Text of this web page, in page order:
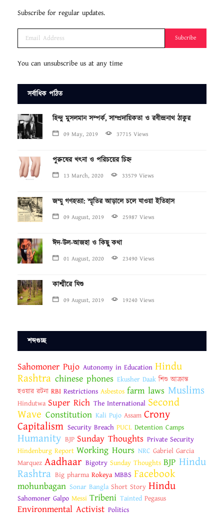
Subscribe for regular updates.
Subcribe
You can unsubscribe us at any time
সর্বাধিক পঠিত
হিন্দু মুসলমান সম্পর্ক, সাম্প্রদায়িকতা ও রবীন্দ্রনাথ ঠাকুর
09 May, 2019 37715 Views
পুরুষের খৎনা ও পরিচয়ের চিহ্ন
13 March, 2020 33579 Views
জম্মু গণহত্যা: স্মৃতির আড়ালে চলে যাওয়া ইতিহাস
09 August, 2019 25987 Views
ঈদ-উল-আজহা ও কিছু কথা
01 August, 2020 23490 Views
কাশ্মীরে যিশু
09 August, 2019 19240 Views
শব্দগুচ্ছ
Sahomoner Pujo Autonomy in Education Hindu
Rashtra chinese phones Ekusher Daak শিশু আক্রান্ত
হওয়ার রটনা RBI Restrictions Asbestos farm laws Muslims
Hindutwa Super Rich The International Second
Wave Constitution Kali Pujo Assam Crony
Capitalism Security Breach PUCL Detention Camps
Humanity BJP Sunday Thoughts Private Security
Hindenburg Report Working Hours NRC Gabriel Garcia
Marquez Aadhaar Bigotry Sunday Thoughts BJP Hindu
Rashtra Big pharma Rokeya MBBS Facebook
mohunbagan Sonar Bangla Short Story Hindu
Sahomoner Galpo Messi Tribeni Tainted Pegasus
Environmental Activist Politics